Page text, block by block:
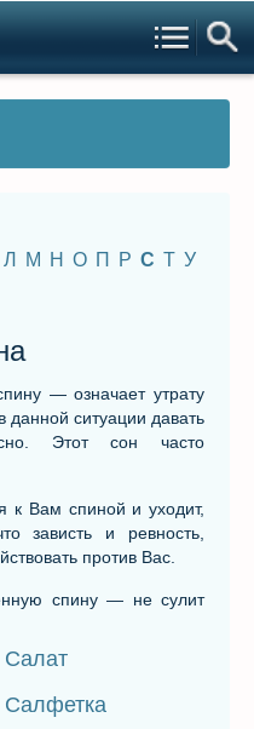
Л М Н О П Р С Т У
— означает утрату
данной ситуации давать
Этот сон часто
к Вам спиной и уходит,
зависть и ревность,
против Вас.
спину — не сулит
Салат
Салфетка